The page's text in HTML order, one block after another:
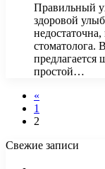
Правильный
здоровой
стоматолога.
предлагается
простой…
«
1
2
Свежие записи